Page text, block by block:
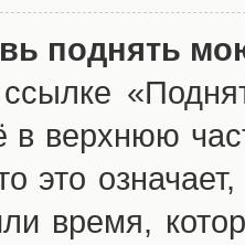
поднять
в верхнюю
это
время,